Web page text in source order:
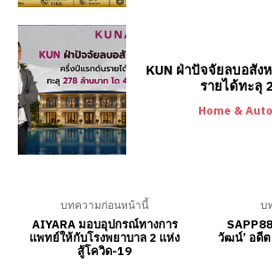
KUN ฝ่าปัจจัยลบอสัง
รายได้ทะลุ
Home & Auto
บทความก่อนหน้านี้
AIYARA มอบอุปกรณ์ทางการ
แพทย์ให้กับโรงพยาบาล 2 แห่ง
สู้โควิด-19
บ
วัฒน์’ อดี